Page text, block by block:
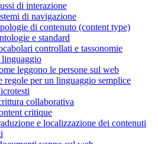
di interazione
di navigazione
di contenuto (content type)
e standard
controllati e tassonomie
linguaggio
leggono le persone sul web
regole per un linguaggio semplice
collaborativa
critique
e localizzazione dei contenuti